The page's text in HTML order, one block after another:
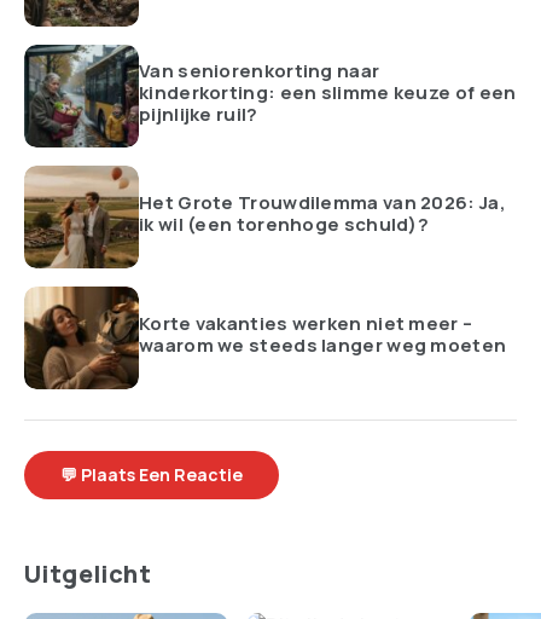
Van seniorenkorting naar
kinderkorting: een slimme keuze of een
pijnlijke ruil?
Het Grote Trouwdilemma van 2026: Ja,
ik wil (een torenhoge schuld)?
Korte vakanties werken niet meer –
waarom we steeds langer weg moeten
💬 Plaats Een Reactie
Uitgelicht